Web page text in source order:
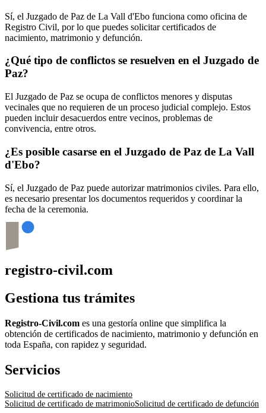
Sí, el Juzgado de Paz de La Vall d'Ebo funciona como oficina de
Registro Civil, por lo que puedes solicitar certificados de
nacimiento, matrimonio y defunción.
¿Qué tipo de conflictos se resuelven en el Juzgado de
Paz?
El Juzgado de Paz se ocupa de conflictos menores y disputas
vecinales que no requieren de un proceso judicial complejo. Estos
pueden incluir desacuerdos entre vecinos, problemas de
convivencia, entre otros.
¿Es posible casarse en el Juzgado de Paz de La Vall
d'Ebo?
Sí, el Juzgado de Paz puede autorizar matrimonios civiles. Para ello,
es necesario presentar los documentos requeridos y coordinar la
fecha de la ceremonia.
registro-civil.com
Gestiona tus trámites
Registro-Civil.com es una gestoría online que simplifica la
obtención de certificados de nacimiento, matrimonio y defunción en
toda España, con rapidez y seguridad.
Servicios
Solicitud de certificado de nacimiento
Solicitud de certificado de matrimonioSolicitud de certificado de defunción